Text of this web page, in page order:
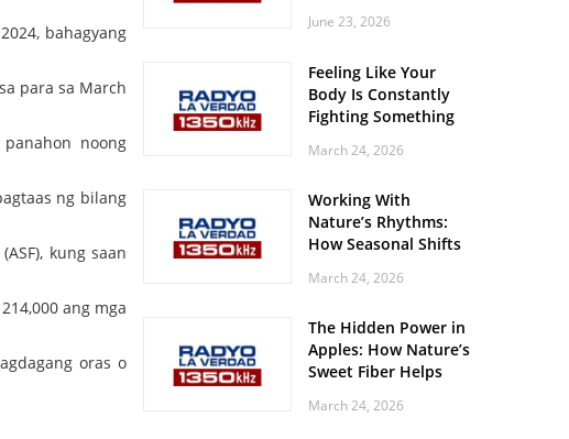
bahagyang
para sa March
noong
ng bilang
kung saan
ang mga
oras o
Spatial Solitude in
Roaring Stadiums
June 23, 2026
Feeling Like Your
Body Is Constantly
Fighting Something
Body Might Be
March 24, 2026
Working With
Nature’s Rhythms:
How Seasonal Shifts
and Vitality
March 24, 2026
The Hidden Power in
Apples: How Nature’s
Sweet Fiber Helps
Steady and Smooth
March 24, 2026